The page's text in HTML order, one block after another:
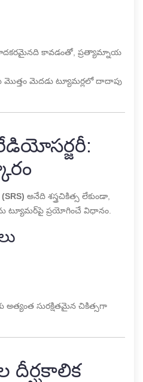
కావడంతో, ప్రత్యామ్నాయ
మెదడు ట్యూమర్లలో దాదాపు
అనేది శస్త్రచికిత్స లేకుండా,
ట్యూమర్‌పై ప్రయోగించే విధానం.
సురక్షితమైన చికిత్సగా
దీర్ఘకాలిక